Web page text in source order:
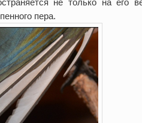
не только на его
пера.